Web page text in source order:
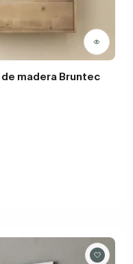
madera Bruntec